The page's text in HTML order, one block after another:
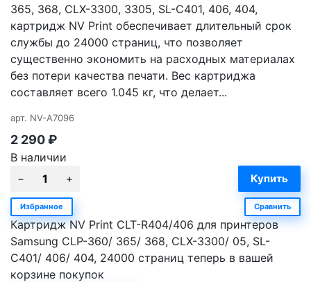
365, 368, CLX-3300, 3305, SL-C401, 406, 404,
картридж NV Print обеспечивает длительный срок
службы до 24000 страниц, что позволяет
существенно экономить на расходных материалах
без потери качества печати. Вес картриджа
составляет всего 1.045 кг, что делает...
арт. NV-A7096
2 290₽
В наличии
Избранное Сравнить
Картридж NV Print CLT-R404/406 для принтеров
Samsung CLP-360/ 365/ 368, CLX-3300/ 05, SL-
C401/ 406/ 404, 24000 страниц теперь в вашей
корзине покупок